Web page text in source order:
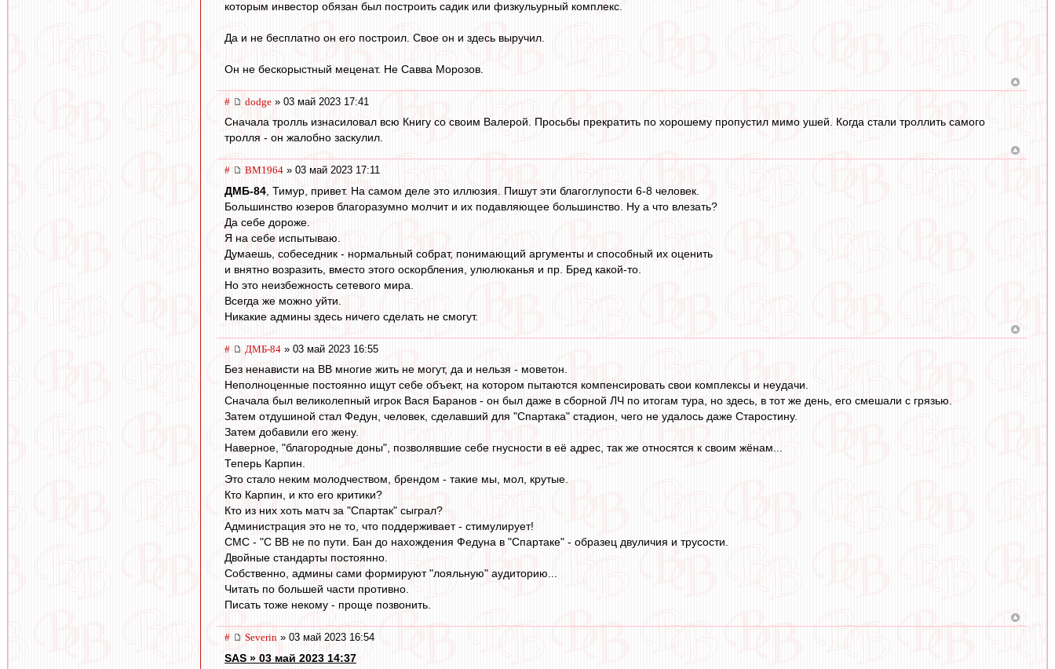
которым инвестор обязан был построить садик или физкульурный комплекс.
Да и не бесплатно он его построил. Свое он и здесь выручил.
Он не бескорыстный меценат. Не Савва Морозов.
# dodge » 03 май 2023 17:41
Сначала тролль изнасиловал всю Книгу со своим Валерой. Просьбы прекратить по хорошему пропустил мимо ушей. Когда стали троллить самого
тролля - он жалобно заскулил.
# BM1964 » 03 май 2023 17:11
ДМБ-84 , Тимур, привет. На самом деле это иллюзия. Пишут эти благоглупости 6-8 человек.
Большинство юзеров благоразумно молчит и их подавляющее большинство. Ну а что влезать?
Да себе дороже.
Я на себе испытываю.
Думаешь, собеседник - нормальный собрат, понимающий аргументы и способный их оценить
и внятно возразить, вместо этого оскорбления, улюлюканья и пр. Бред какой-то.
Но это неизбежность сетевого мира.
Всегда же можно уйти.
Никакие админы здесь ничего сделать не смогут.
# ДМБ-84 » 03 май 2023 16:55
Без ненависти на ВВ многие жить не могут, да и нельзя - моветон.
Неполноценные постоянно ищут себе объект, на котором пытаются компенсировать свои комплексы и неудачи.
Сначала был великолепный игрок Вася Баранов - он был даже в сборной ЛЧ по итогам тура, но здесь, в тот же день, его смешали с грязью.
Затем отдушиной стал Федун, человек, сделавший для "Спартака" стадион, чего не удалось даже Старостину.
Затем добавили его жену.
Наверное, "благородные доны", позволявшие себе гнусности в её адрес, так же относятся к своим жёнам...
Теперь Карпин.
Это стало неким молодчеством, брендом - такие мы, мол, крутые.
Кто Карпин, и кто его критики?
Кто из них хоть матч за "Спартак" сыграл?
Администрация это не то, что поддерживает - стимулирует!
СМС - "С ВВ не по пути. Бан до нахождения Федуна в "Спартаке" - образец двуличия и трусости.
Двойные стандарты постоянно.
Собственно, админы сами формируют "лояльную" аудиторию...
Читать по большей части противно.
Писать тоже некому - проще позвонить.
# Severin » 03 май 2023 16:54
SAS » 03 май 2023 14:37